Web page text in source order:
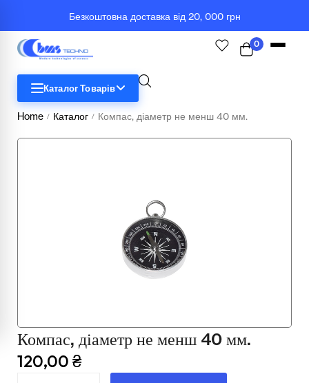
Безкоштовна доставка від 20, 000 грн
0
Каталог Товарів
Комп'ютерна техніка
Меблі
Освіта
Home / Каталог / Компас, діаметр не менш 40 мм.
Компас, діаметр не менш 40 мм.
120,00 ₴